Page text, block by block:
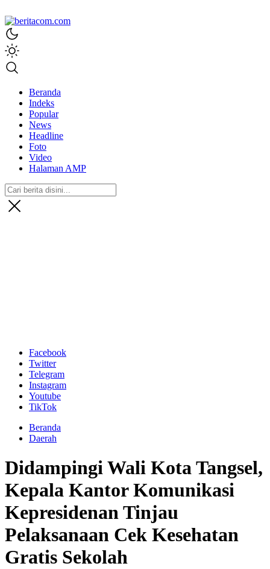
beritacom.com
bestnews
Beranda
Indeks
Popular
News
Headline
Foto
Video
Halaman AMP
Facebook
Twitter
Telegram
Instagram
Youtube
TikTok
Beranda
Daerah
Didampingi Wali Kota Tangsel,
Kepala Kantor Komunikasi
Kepresidenan Tinjau
Pelaksanaan Cek Kesehatan
Gratis Sekolah